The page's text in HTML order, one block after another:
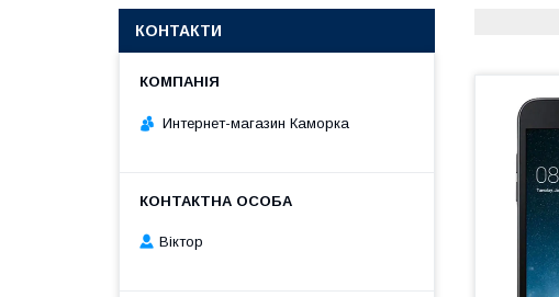
КОНТАКТИ
Интернет-магазин Каморка
Віктор